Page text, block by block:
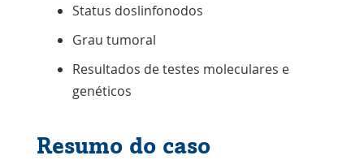
Status doslinfonodos
Grau tumoral
Resultados de testes moleculares e
genéticos
Resumo do caso